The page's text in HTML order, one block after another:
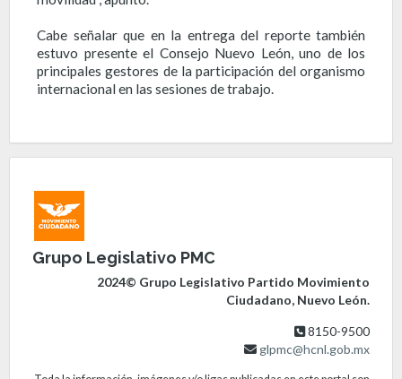
Cabe señalar que en la entrega del reporte también
estuvo presente el Consejo Nuevo León, uno de los
principales gestores de la participación del organismo
internacional en las sesiones de trabajo.
Grupo Legislativo PMC
2024© Grupo Legislativo Partido Movimiento
Ciudadano, Nuevo León.
8150-9500
glpmc@hcnl.gob.mx